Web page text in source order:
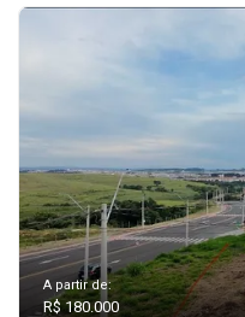
A partir de:
R$ 180.000